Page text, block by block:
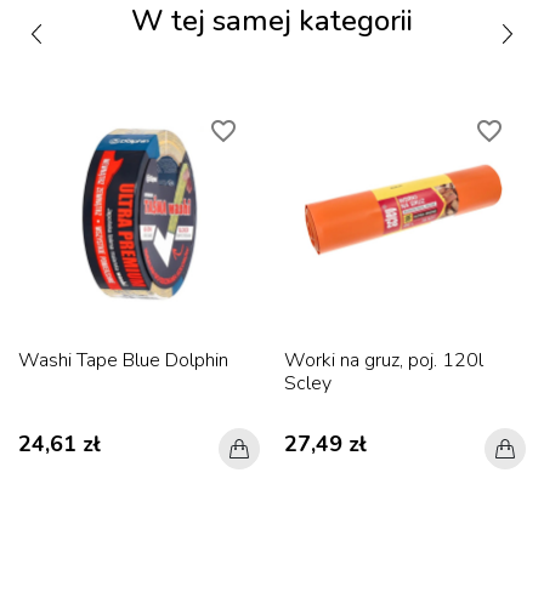
W tej samej kategorii
favorite_border
Washi Tape Blue Dolphin
24,61 zł
favorite_border
Worki na gruz, poj. 120l
Scley
27,49 zł